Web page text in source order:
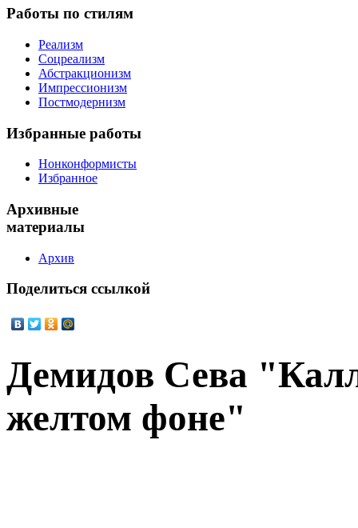
Работы по стилям
Реализм
Соцреализм
Абстракционизм
Импрессионизм
Постмодернизм
Избранные работы
Нонконформисты
Избранное
Архивные
материалы
Архив
Поделиться ссылкой
Демидов Сева
желтом фоне"